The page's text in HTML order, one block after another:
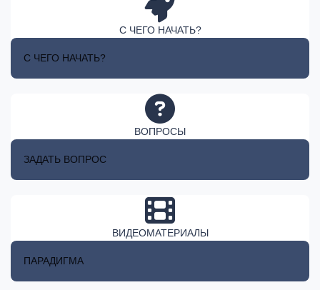
С ЧЕГО НАЧАТЬ?
С ЧЕГО НАЧАТЬ?
ВОПРОСЫ
ЗАДАТЬ ВОПРОС
ВИДЕОМАТЕРИАЛЫ
ПАРАДИГМА